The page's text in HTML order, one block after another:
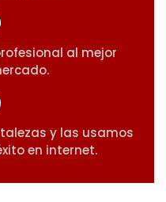
al mejor
y las usamos
en internet.